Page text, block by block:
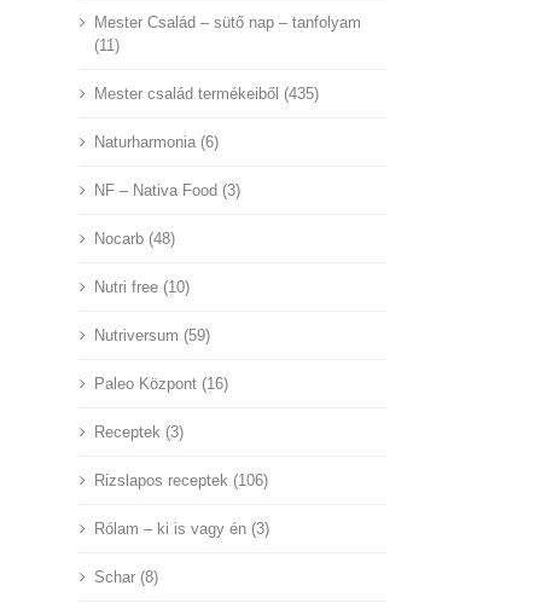
Mester Család – sütő nap – tanfolyam
(11)
Mester család termékeiből (435)
Naturharmonia (6)
NF – Nativa Food (3)
Nocarb (48)
Nutri free (10)
Nutriversum (59)
Paleo Központ (16)
Receptek (3)
Rizslapos receptek (106)
Rólam – ki is vagy én (3)
Schar (8)